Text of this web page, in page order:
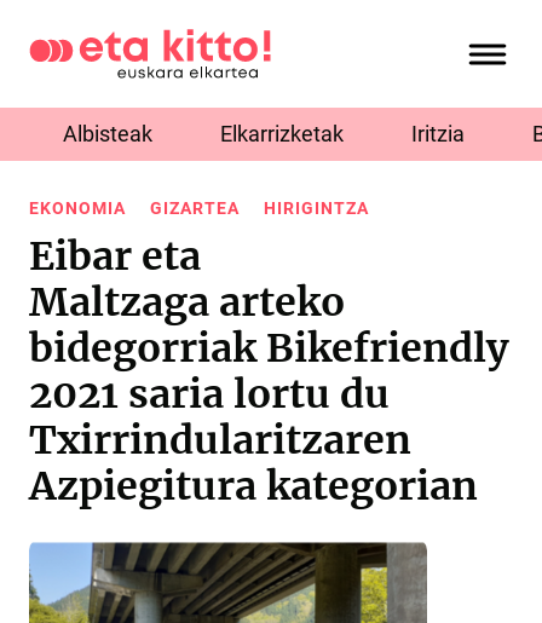
Albisteak Elkarrizketak Iritzia
EKONOMIA GIZARTEA HIRIGINTZA
Eibar eta
Maltzaga arteko
bidegorriak Bikefriendly
2021 saria lortu du
Txirrindularitzaren
Azpiegitura kategorian